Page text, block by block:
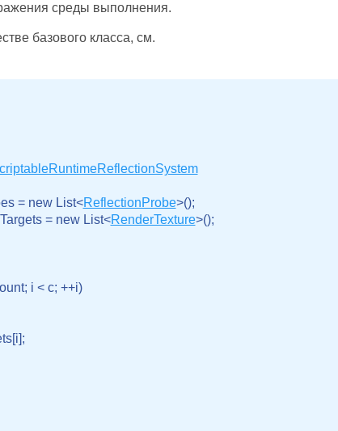
среды выполнения.
базового класса, см.
= new List<ReflectionProbe>();
= new List<RenderTexture>();
i < c; ++i)